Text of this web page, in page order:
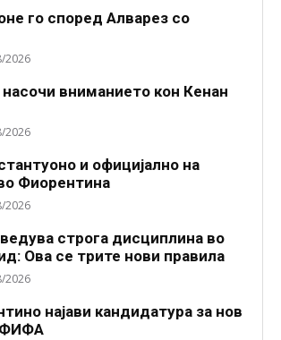
го според Алварез со
2026
вниманието кон Кенан
2026
и официјално на
Фиорентина
2026
строга дисциплина во
Ова се трите нови правила
2026
најави кандидатура за нов
ФИФА